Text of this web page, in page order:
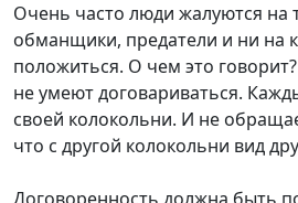
Очень часто люди жалуются на
обманщики, предатели и ни на
положиться. О чем это
не умеют договариваться.
своей колокольни. И не
что с другой колокольни вид